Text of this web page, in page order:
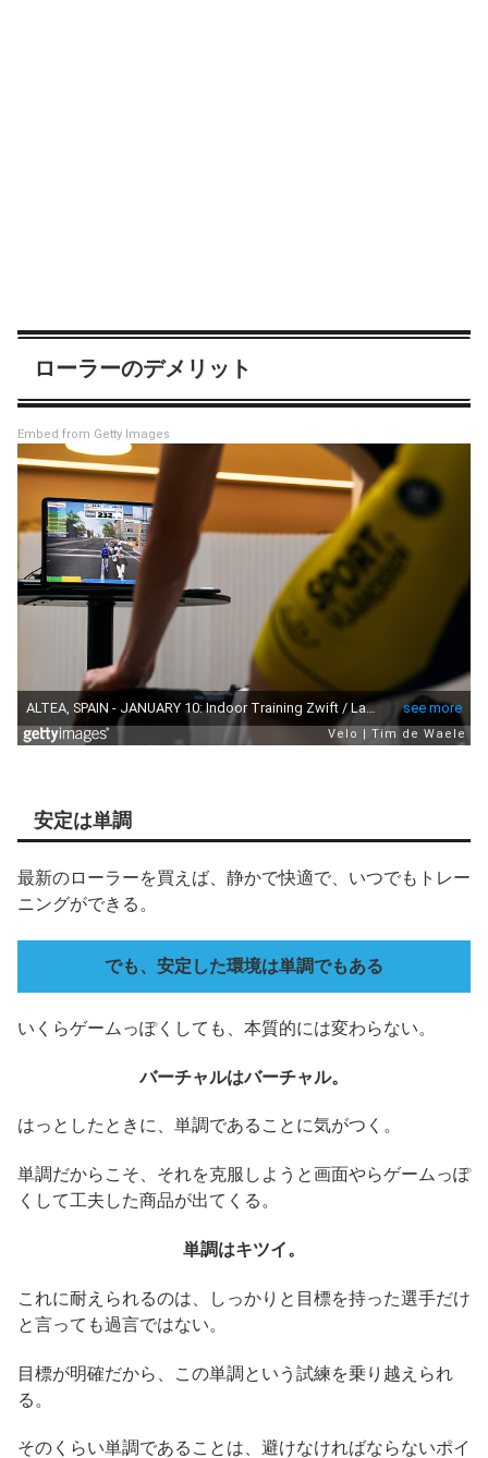
ローラーのデメリット
Embed from Getty Images
安定は単調
最新のローラーを買えば、静かで快適で、いつでもトレー
ニングができる。
でも、安定した環境は単調でもある
いくらゲームっぽくしても、本質的には変わらない。
バーチャルはバーチャル。
はっとしたときに、単調であることに気がつく。
単調だからこそ、それを克服しようと画面やらゲームっぽ
くして工夫した商品が出てくる。
単調はキツイ。
これに耐えられるのは、しっかりと目標を持った選手だけ
と言っても過言ではない。
目標が明確だから、この単調という試練を乗り越えられ
る。
そのくらい単調であることは、避けなければならないポイ